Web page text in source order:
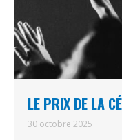
LE PRIX DE LA
30 octobre 2025